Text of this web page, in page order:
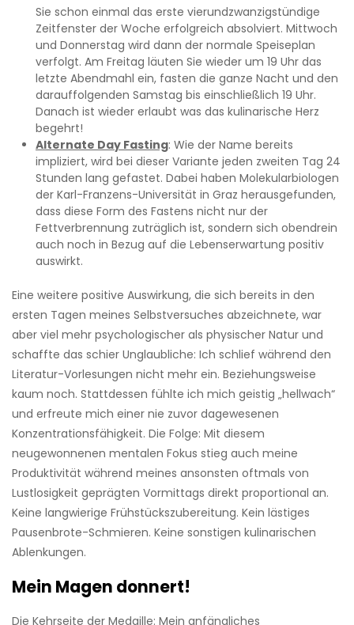
Sie schon einmal das erste vierundzwanzigstündige
Zeitfenster der Woche erfolgreich absolviert. Mittwoch
und Donnerstag wird dann der normale Speiseplan
verfolgt. Am Freitag läuten Sie wieder um 19 Uhr das
letzte Abendmahl ein, fasten die ganze Nacht und den
darauffolgenden Samstag bis einschließlich 19 Uhr.
Danach ist wieder erlaubt was das kulinarische Herz
begehrt!
Alternate Day Fasting: Wie der Name bereits
impliziert, wird bei dieser Variante jeden zweiten Tag 24
Stunden lang gefastet. Dabei haben Molekularbiologen
der Karl-Franzens-Universität in Graz herausgefunden,
dass diese Form des Fastens nicht nur der
Fettverbrennung zuträglich ist, sondern sich obendrein
auch noch in Bezug auf die Lebenserwartung positiv
auswirkt.
Eine weitere positive Auswirkung, die sich bereits in den
ersten Tagen meines Selbstversuches abzeichnete, war
aber viel mehr psychologischer als physischer Natur und
schaffte das schier Unglaubliche: Ich schlief während den
Literatur-Vorlesungen nicht mehr ein. Beziehungsweise
kaum noch. Stattdessen fühlte ich mich geistig „hellwach“
und erfreute mich einer nie zuvor dagewesenen
Konzentrationsfähigkeit. Die Folge: Mit diesem
neugewonnenen mentalen Fokus stieg auch meine
Produktivität während meines ansonsten oftmals von
Lustlosigkeit geprägten Vormittags direkt proportional an.
Keine langwierige Frühstückszubereitung. Kein lästiges
Pausenbrote-Schmieren. Keine sonstigen kulinarischen
Ablenkungen.
Mein Magen donnert!
Die Kehrseite der Medaille: Mein anfängliches